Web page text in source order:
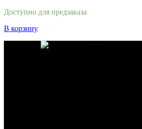
Доступно для предзаказа
В корзину